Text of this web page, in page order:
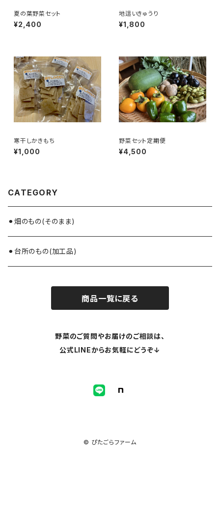
夏の葉野菜セット
¥2,400
地這いきゅうり
¥1,800
寒干しかきもち
¥1,000
野菜セット定期便
¥4,500
CATEGORY
⚫︎畑のもの(そのまま)
⚫︎台所のもの(加工品)
商品一覧に戻る
野菜のご質問やお届けのご相談は、
公式LINEからお気軽にどうぞ↓
© ぴたごらファーム